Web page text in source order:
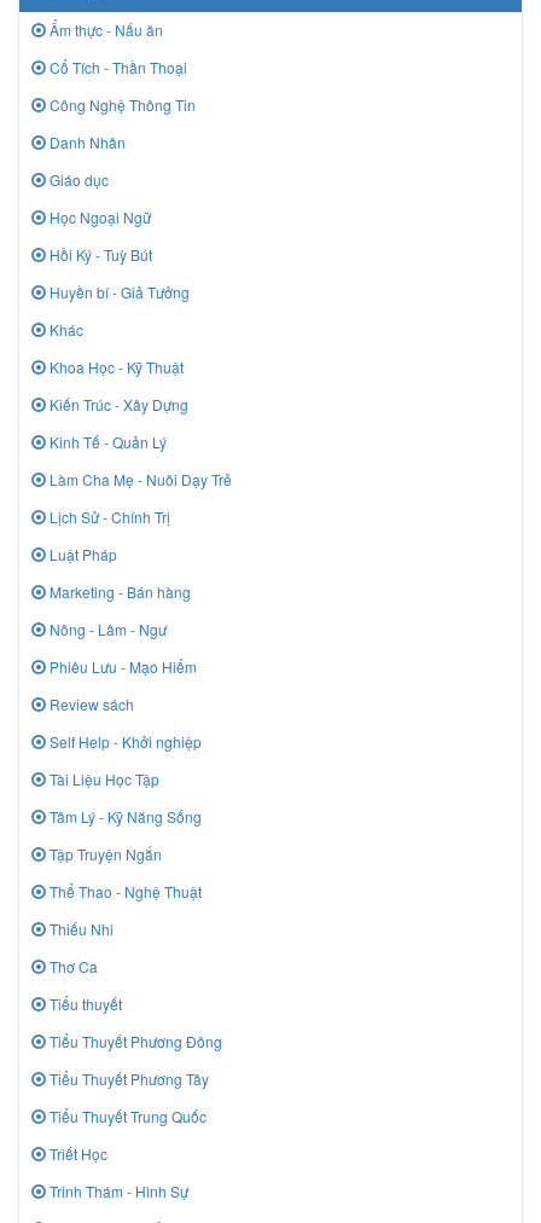
Ẩm thực - Nấu ăn
Cổ Tích - Thần Thoại
Công Nghệ Thông Tin
Danh Nhân
Giáo dục
Học Ngoại Ngữ
Hồi Ký - Tuỳ Bút
Huyền bí - Giả Tưởng
Khác
Khoa Học - Kỹ Thuật
Kiến Trúc - Xây Dựng
Kinh Tế - Quản Lý
Làm Cha Mẹ - Nuôi Dạy Trẻ
Lịch Sử - Chính Trị
Luật Pháp
Marketing - Bán hàng
Nông - Lâm - Ngư
Phiêu Lưu - Mạo Hiểm
Review sách
Self Help - Khởi nghiệp
Tài Liệu Học Tập
Tâm Lý - Kỹ Năng Sống
Tập Truyện Ngắn
Thể Thao - Nghệ Thuật
Thiếu Nhi
Thơ Ca
Tiểu thuyết
Tiểu Thuyết Phương Đông
Tiểu Thuyết Phương Tây
Tiểu Thuyết Trung Quốc
Triết Học
Trinh Thám - Hình Sự